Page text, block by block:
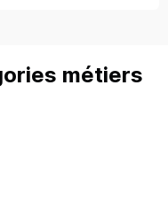
métiers